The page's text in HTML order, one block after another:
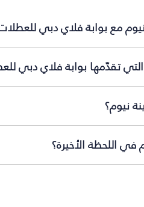
مع بوابة فلاي دبي
تقدّمها بوابة فلاي دبي
نيوم؟
اللحظة الأخيرة؟